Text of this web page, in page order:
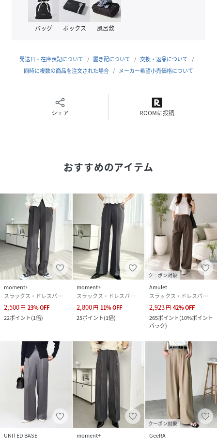
◆Fabric
・ほどよい厚みとカットジョーゼットならではのやわらかな
素材感で、肌をやさしく包み込みます。
・オールシーズン
・美シルエット
・大人カジュアル
・オフィスカジュアル
～～～～～～～～～～～～～～～
生地の厚み ふつう
生地の透け感 アイボリー・グレイッシュベージュ ややあ
り
生地の伸縮性 なし
ポケット あり
裏地 なし
ウエストゴム 後ろゴム・フロントファスナー
～～～～～～～～～～～～～～～
※着用時の摩擦等で毛玉が発生した場合は、引っ張って取ろ
うとせず、ハサミや毛玉取り器等で、ひとつひとつ取り除い
てください。
バッグ ボックス 風呂敷
発送日・在庫表記について 置き配について
交換・返品について
同時に複数の商品を注文された場合
メーカー希望小売価格について
シェア ROOMに投稿
おすすめのアイテム
moment+
スラックス・ドレスパンツ
2,500円 23%OFF
22ポイント(1倍)
moment+
スラックス・ドレスパンツ
2,800円 11%OFF
25ポイント(1倍)
クーポン対象
Amulet
スラックス・ドレスパンツ
2,923円 42%OFF
265ポイント(10%ポイント
バック)
UNITED BASE
moment+
クーポン対象
GeeRA